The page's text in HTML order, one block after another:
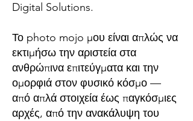
Digital Solutions.
Το photo mojo μου είναι απλώς να
εκτιμήσω την αριστεία στα
ανθρώπινα επιτεύγματα και την
ομορφιά στον φυσικό κόσμο —
από απλά στοιχεία έως παγκόσμιες
αρχές, από την ανακάλυψη του